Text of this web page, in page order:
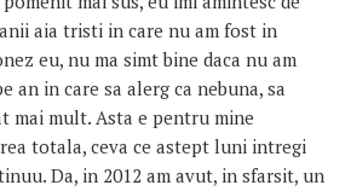
aia tristi in care nu am fost in
eu, nu ma simt bine daca nu am
an in care sa alerg ca nebuna, sa
mai mult. Asta e pentru mine
totala, ceva ce astept luni intregi
Da, in 2012 am avut, in sfarsit, un